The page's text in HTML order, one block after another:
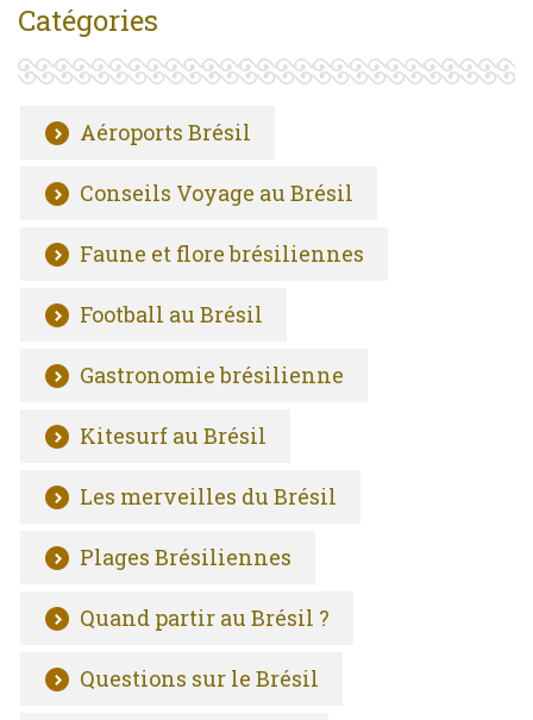
Catégories
Aéroports Brésil
Conseils Voyage au Brésil
Faune et flore brésiliennes
Football au Brésil
Gastronomie brésilienne
Kitesurf au Brésil
Les merveilles du Brésil
Plages Brésiliennes
Quand partir au Brésil ?
Questions sur le Brésil